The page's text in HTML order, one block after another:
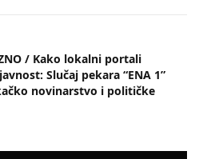
/ Kako lokalni portali
Slučaj pekara “ENA 1”
novinarstvo i političke